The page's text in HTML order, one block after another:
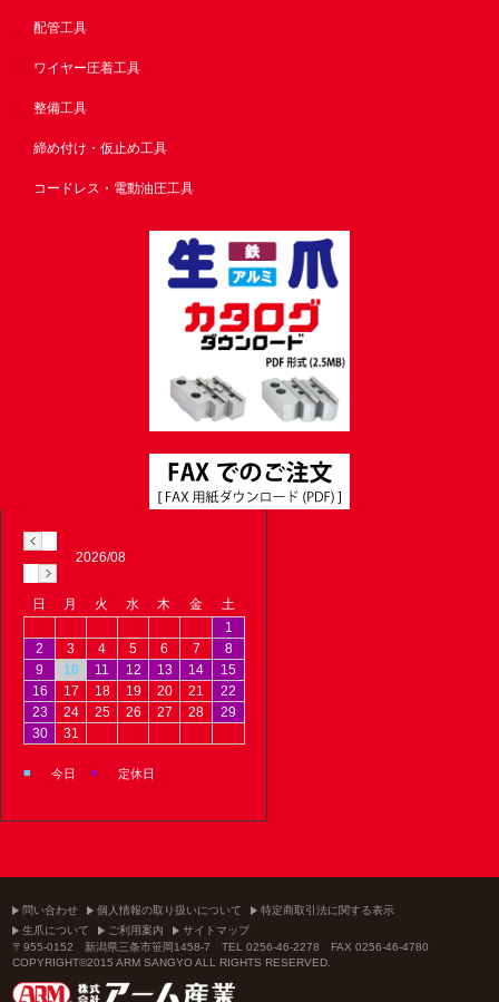
配管工具
ワイヤー圧着工具
整備工具
締め付け・仮止め工具
コードレス・電動油圧工具
2026/08
日 月 火 水 木 金
土
1
2
3 4 5 6 7
8
9
10 11 12 13 14
15
16
17 18 19 20 21
22
23
24 25 26 27 28
29
30
31
■ 今日 ■ 定休日
問い合わせ 個人情報の取り扱いについて
特定商取引法に関する表示
生爪について
ご利用案内
サイトマップ
〒955-0152 新潟県三条市笹岡1458-7 TEL 0256-46-2278 FAX 0256-46-4780
COPYRIGHT©2015 ARM SANGYO ALL RIGHTS RESERVED.